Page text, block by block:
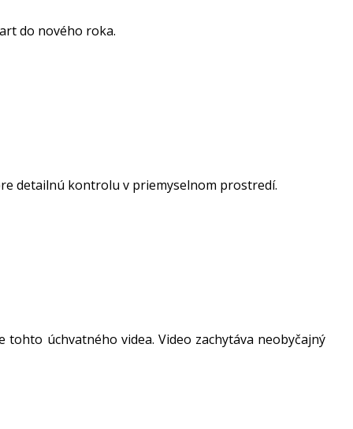
do nového roka.
detailnú kontrolu v priemyselnom prostredí.
úchvatného videa. Video zachytáva neobyčajný